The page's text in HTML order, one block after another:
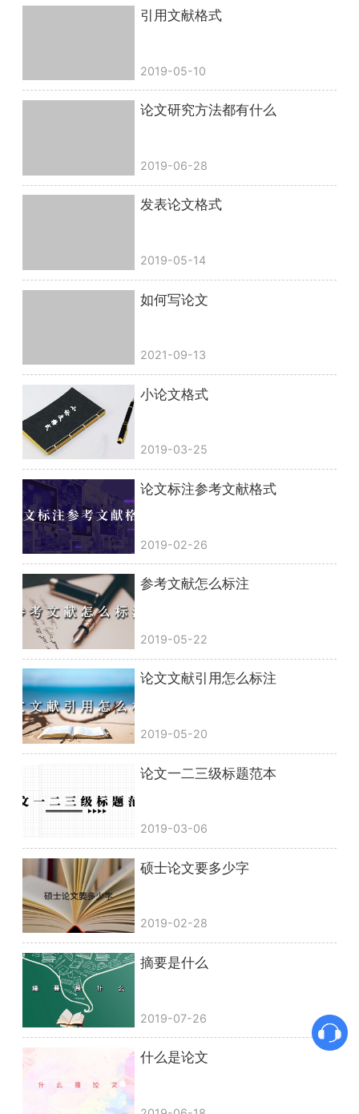
引用文献格式
2019-05-10
论文研究方法都有什么
2019-06-28
发表论文格式
2019-05-14
如何写论文
2021-09-13
小论文格式
2019-03-25
论文标注参考文献格式
2019-02-26
参考文献怎么标注
2019-05-22
论文文献引用怎么标注
2019-05-20
论文一二三级标题范本
2019-03-06
硕士论文要多少字
2019-02-28
摘要是什么
2019-07-26
什么是论文